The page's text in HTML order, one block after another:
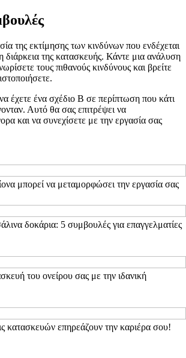
της εκτίμησης των κινδύνων που ενδέχεται
της κατασκευής. Κάντε μια ανάλυση
τους πιθανούς κινδύνους και βρείτε
έχετε ένα σχέδιο B σε περίπτωση που κάτι
Αυτό θα σας επιτρέψει να
και να συνεχίσετε με την εργασία σας
μπορεί να μεταμορφώσει την εργασία σας
δοκάρια: 5 συμβουλές για επαγγελματίες
του ονείρου σας με την ιδανική
κατασκευών επηρεάζουν την καριέρα σου!